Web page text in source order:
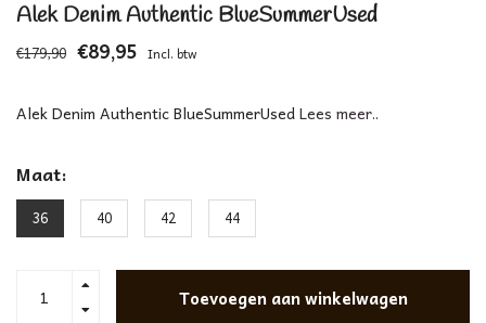
Alek Denim Authentic BlueSummerUsed
€179,90 €89,95 Incl. btw
Alek Denim Authentic BlueSummerUsedLees meer..
Maat:
36 40 42 44
Toevoegen aan winkelwagen